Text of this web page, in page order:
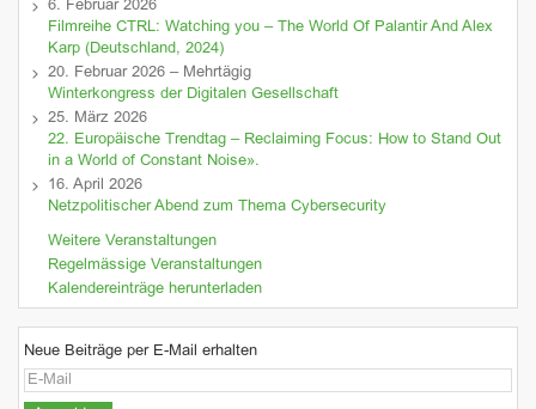
6. Februar 2026
Filmreihe CTRL: Watching you – The World Of Palantir And Alex
Karp (Deutschland, 2024)
20. Februar 2026 – Mehrtägig
Winterkongress der Digitalen Gesellschaft
25. März 2026
22. Europäische Trendtag – Reclaiming Focus: How to Stand Out
in a World of Constant Noise».
16. April 2026
Netzpolitischer Abend zum Thema Cybersecurity
Weitere Veranstaltungen
Regelmässige Veranstaltungen
Kalendereinträge herunterladen
Neue Beiträge per E-Mail erhalten